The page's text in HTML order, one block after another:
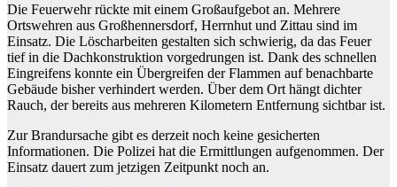
Die Feuerwehr rückte mit einem Großaufgebot an. Mehrere
Ortswehren aus Großhennersdorf, Herrnhut und Zittau sind im
Einsatz. Die Löscharbeiten gestalten sich schwierig, da das Feuer
tief in die Dachkonstruktion vorgedrungen ist. Dank des schnellen
Eingreifens konnte ein Übergreifen der Flammen auf benachbarte
Gebäude bisher verhindert werden. Über dem Ort hängt dichter
Rauch, der bereits aus mehreren Kilometern Entfernung sichtbar ist.
Zur Brandursache gibt es derzeit noch keine gesicherten
Informationen. Die Polizei hat die Ermittlungen aufgenommen. Der
Einsatz dauert zum jetzigen Zeitpunkt noch an.